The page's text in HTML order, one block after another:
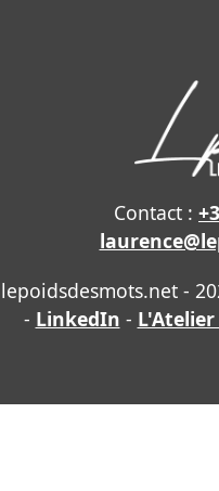
Contact :
lepoidsdesmots.net -
- LinkedIn - L'Atelier